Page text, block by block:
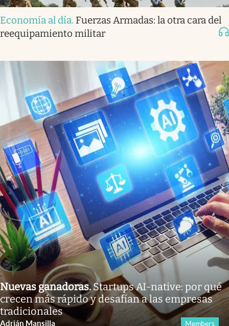
Economía al día. Fuerzas Armadas: la otra cara del
reequipamiento militar
Nuevas ganadoras.Startups AI-native: por qué
crecen más rápido y desafían a las empresas
tradicionales
Adrián Mansilla Members